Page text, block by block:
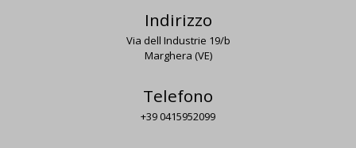
contemporanea. Oltre al perimetro fashion, infatti, il marchio vicentino è a
fianco allo sport da oltre vent’anni. Già sponsor principaledella
squadra Repsol Honda con campioni come Valentino Rossi, Mick
Doohan, Nicky Hayden, Andrea Dovizioso, Casey Stoner e Marc Márquez, nel
2024 ha festeggiato i suoi primi 40 anni e anche il titolo mondiale
Fonte: www.pambianconews.com
Indirizzo
Via dell Industrie 19/b
Marghera (VE)
Telefono
+39 0415952099